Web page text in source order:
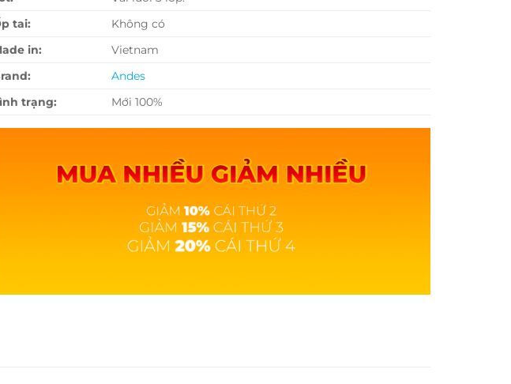
tai:
Không có
in:
Vietnam
Andes
trạng:
Mới 100%